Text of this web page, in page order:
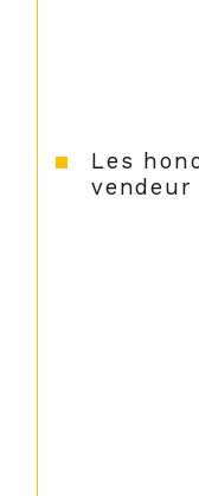
Les
vendeur